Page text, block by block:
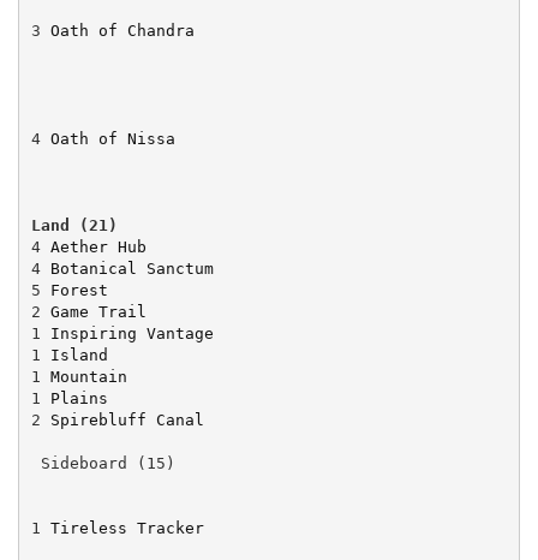
3 Oath of Chandra
4 Oath of Nissa
4 Aether Hub
4 Botanical Sanctum
5 Forest
2 Game Trail
1 Inspiring Vantage
1 Island
1 Mountain
1 Plains
2 Spirebluff Canal
1 Tireless Tracker